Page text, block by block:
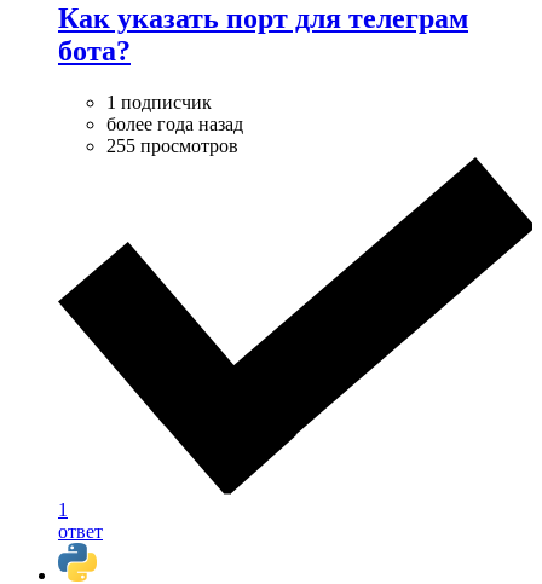
Как указать порт для телеграм
бота?
1 подписчик
более года назад
255 просмотров
1
ответ